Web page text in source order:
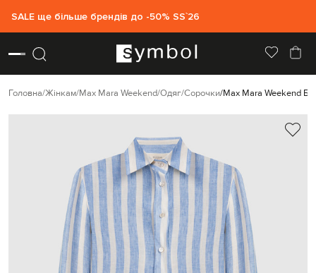
SALE ще більше брендів до -50% SS`26
Головна Жінкам Max Mara Weekend Одяг Сорочки Max Mara Weekend